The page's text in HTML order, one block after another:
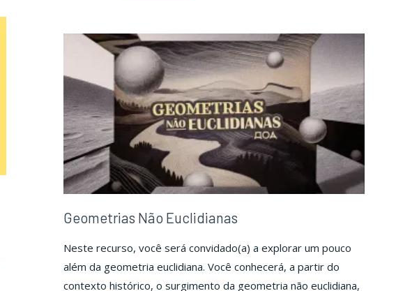
Organização"Organização"
Geometrias Não Euclidianas
Neste recurso, você será convidado(a) a explorar um pouco
além da geometria euclidiana. Você conhecerá, a partir do
contexto histórico, o surgimento da geometria não euclidiana,